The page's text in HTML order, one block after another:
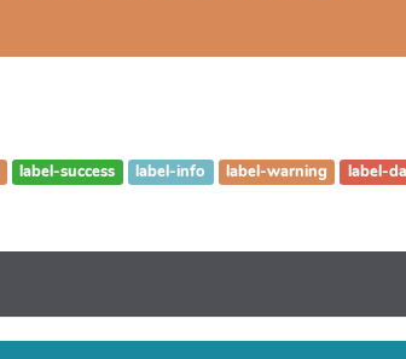
label-success label-info label-warning label-